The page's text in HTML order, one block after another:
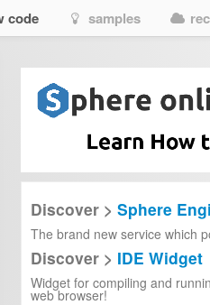
code samples
прыжков)
0,
способам добраться до точки x
количество совершенных
Discover > Sphere
The brand new service which
Discover > IDE Widget
Widget for compiling and
web browser!